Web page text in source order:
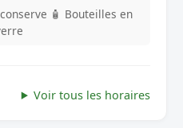
🧴 Bouteilles en
Voir tous les horaires